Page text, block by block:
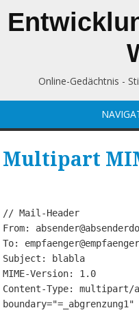
Online-Gedächtnis -
Multipart
// Mail-Header
From:
To:
Subject: blabla
MIME-Version: 1.0
Content-Type:
boundary="=_abgrenzung1"